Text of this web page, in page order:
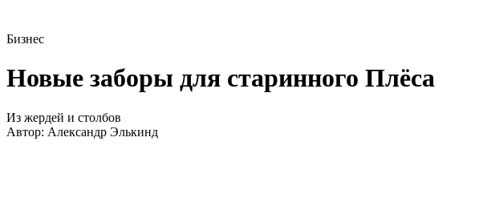
Бизнес
Новые заборы для старинного Плёса
Из жердей и столбов
Автор: Александр Элькинд